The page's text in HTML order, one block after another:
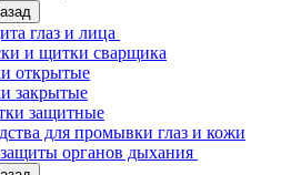
глаз и лица
и щитки сварщика
открытые
закрытые
защитные
для промывки глаз и кожи
органов дыхания